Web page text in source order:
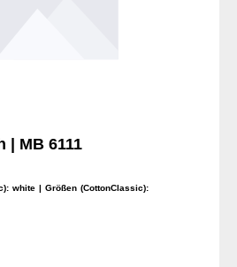
| MB 6111
white
| Größen (CottonClassic):